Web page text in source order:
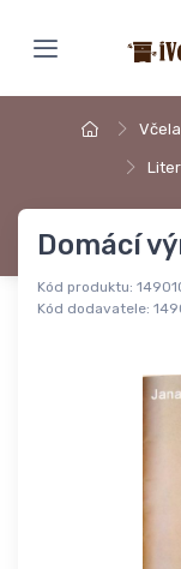
Domácí
Kód produktu:
Kód dodavatele: